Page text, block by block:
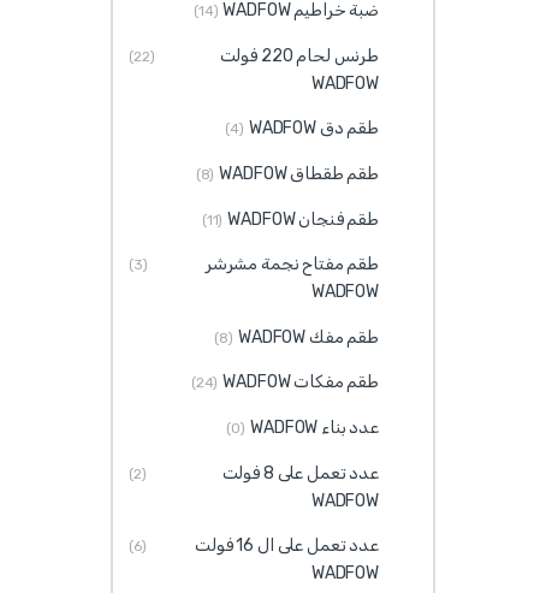
ضبة خراطيم WADFOW (14)
طرنس لحام 220 فولت
WADFOW
(22)
طقم دق WADFOW (4)
طقم طقطاق WADFOW (8)
طقم فنجان WADFOW (11)
طقم مفتاح نجمة مشرشر
WADFOW
(3)
طقم مفك WADFOW (8)
طقم مفكات WADFOW (24)
عدد بناء WADFOW (0)
عدد تعمل على 8 فولت
WADFOW
(2)
عدد تعمل على ال 16 فولت
WADFOW
(6)